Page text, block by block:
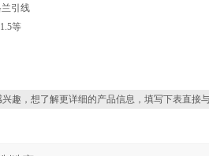
兰引线
等
兴趣，想了解更详细的产品信息，填写下表直接